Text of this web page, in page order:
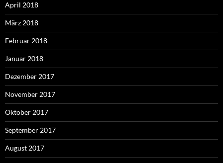
April 2018
März 2018
Februar 2018
Januar 2018
Dezember 2017
November 2017
Oktober 2017
September 2017
August 2017